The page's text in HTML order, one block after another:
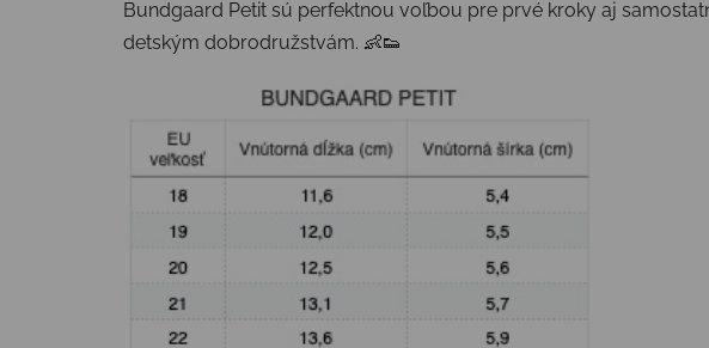
Bundgaard Petit sú perfektnou voľbou pre prvé kroky aj
detským dobrodružstvám. 👶👟